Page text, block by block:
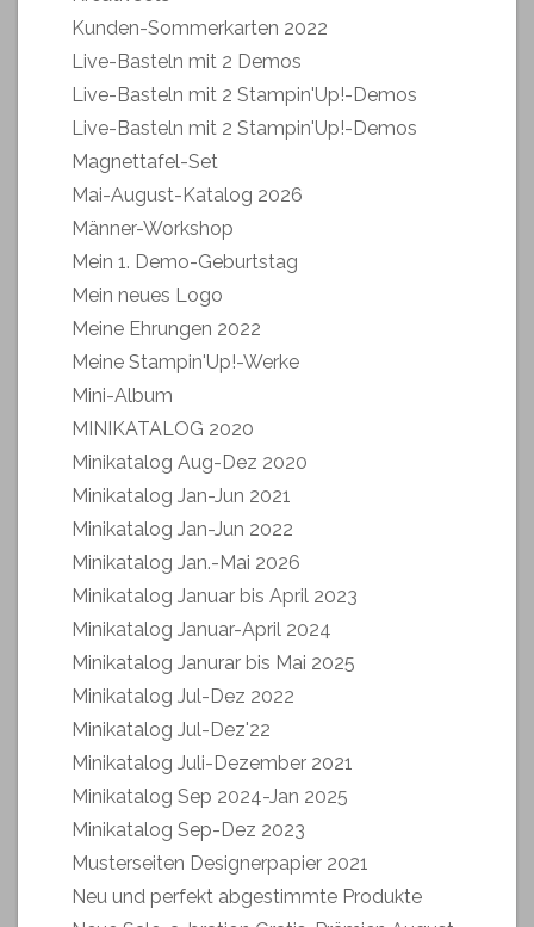
Kunden-Sommerkarten 2022
Live-Basteln mit 2 Demos
Live-Basteln mit 2 Stampin'Up!-Demos
Live-Basteln mit 2 Stampin'Up!-Demos
Magnettafel-Set
Mai-August-Katalog 2026
Männer-Workshop
Mein 1. Demo-Geburtstag
Mein neues Logo
Meine Ehrungen 2022
Meine Stampin'Up!-Werke
Mini-Album
MINIKATALOG 2020
Minikatalog Aug-Dez 2020
Minikatalog Jan-Jun 2021
Minikatalog Jan-Jun 2022
Minikatalog Jan.-Mai 2026
Minikatalog Januar bis April 2023
Minikatalog Januar-April 2024
Minikatalog Janurar bis Mai 2025
Minikatalog Jul-Dez 2022
Minikatalog Jul-Dez'22
Minikatalog Juli-Dezember 2021
Minikatalog Sep 2024-Jan 2025
Minikatalog Sep-Dez 2023
Musterseiten Designerpapier 2021
Neu und perfekt abgestimmte Produkte